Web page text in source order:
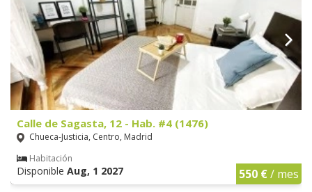
Calle de Sagasta, 12 - Hab. #4 (1476)
Chueca-Justicia, Centro, Madrid
Habitación
Disponible Aug, 1 2027 550 €/ mes